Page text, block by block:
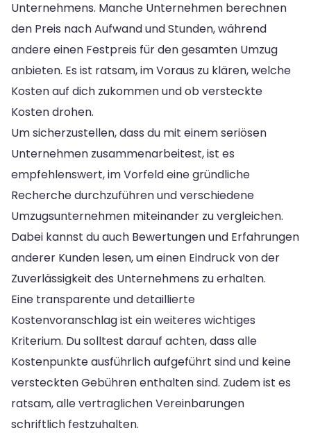
Unternehmens. Manche Unternehmen berechnen
den Preis nach Aufwand und Stunden, während
andere einen Festpreis für den gesamten Umzug
anbieten. Es ist ratsam, im Voraus zu klären, welche
Kosten auf dich zukommen und ob versteckte
Kosten drohen.
Um sicherzustellen, dass du mit einem seriösen
Unternehmen zusammenarbeitest, ist es
empfehlenswert, im Vorfeld eine gründliche
Recherche durchzuführen und verschiedene
Umzugsunternehmen miteinander zu vergleichen.
Dabei kannst du auch Bewertungen und Erfahrungen
anderer Kunden lesen, um einen Eindruck von der
Zuverlässigkeit des Unternehmens zu erhalten.
Eine transparente und detaillierte
Kostenvoranschlag ist ein weiteres wichtiges
Kriterium. Du solltest darauf achten, dass alle
Kostenpunkte ausführlich aufgeführt sind und keine
versteckten Gebühren enthalten sind. Zudem ist es
ratsam, alle vertraglichen Vereinbarungen
schriftlich festzuhalten.